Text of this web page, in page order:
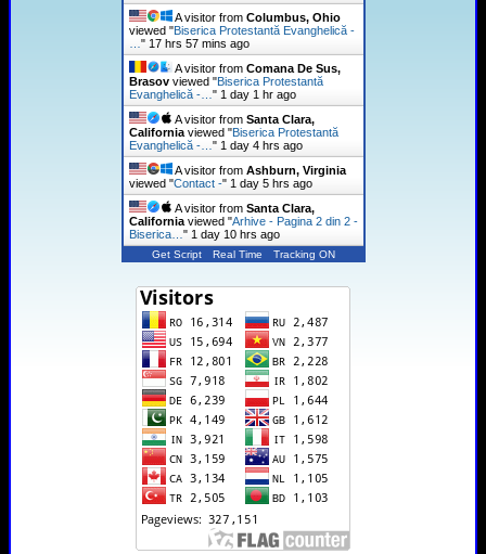
A visitor from Columbus, Ohio
viewed "Biserica Protestantă Evanghelică -
" 17 hrs 57 mins ago
A visitor from Comana De Sus,
Brasovviewed "Biserica Protestantă
Evanghelică -… " 1 day 1 hr ago
A visitor from Santa Clara,
Californiaviewed "Biserica Protestantă
Evanghelică -… " 1 day 4 hrs ago
A visitor from Ashburn, Virginia
viewed "Contact -" 1 day 5 hrs ago
A visitor from Santa Clara,
Californiaviewed "Arhive - Pagina 2 din 2 -
Biserica… " 1 day 10 hrs ago
Get Script Real Time Tracking ON